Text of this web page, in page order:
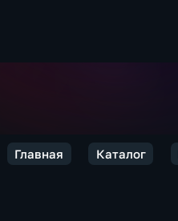
Главная Каталог